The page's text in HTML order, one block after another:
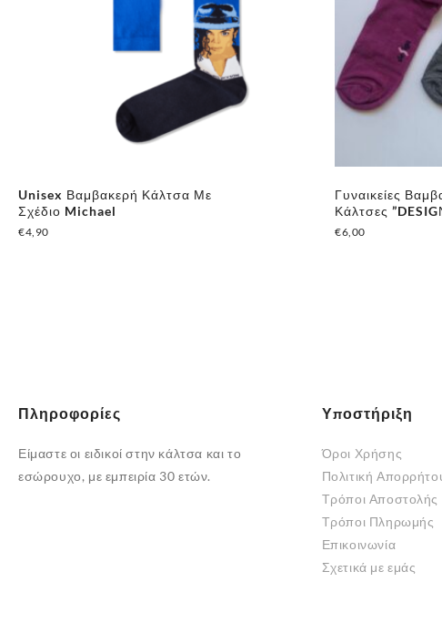
Unisex Βαμβακερή Κάλτσα Με
Σχέδιο Michael
€4,90
Γυναικείες
Κάλτσες
€6,00
Πληροφορίες
Είμαστε οι ειδικοί στην κάλτσα και το
εσώρουχο, με εμπειρία 30 ετών.
Υποστήριξη
Όροι Χρήσης
Πολιτική
Τρόποι Αποστολής
Τρόποι Πληρωμής
Επικοινωνία
Σχετικά με εμάς